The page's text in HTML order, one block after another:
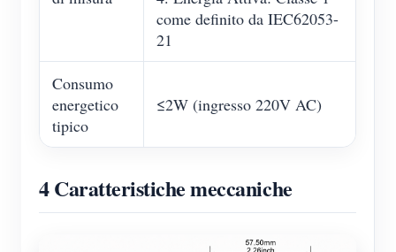
come definito da IEC62053-
21
Consumo
energetico
tipico
≤2W (ingresso 220V AC)
4 Caratteristiche meccaniche